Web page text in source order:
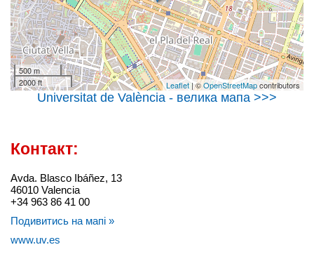
500 m
2000 ft
Leaflet| ©OpenStreetMapcontributors
Universitat de València - велика мапа >>>
Контакт:
Avda. Blasco Ibáñez, 13
46010 Valencia
+34 963 86 41 00
Подивитись на мапі »
www.uv.es